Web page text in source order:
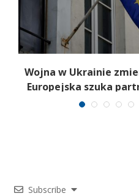
Wojna w Ukrainie
Europejska szuka
Subscribe